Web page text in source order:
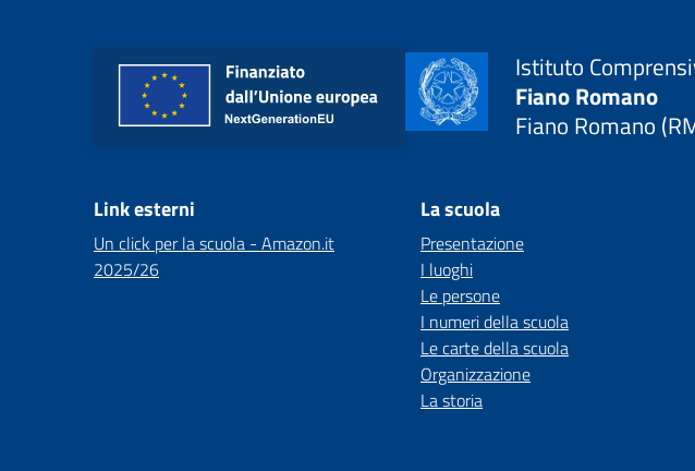
Istituto
Fiano Romano
Fiano Romano
Link esterni
Un click per la scuola - Amazon.it
2025/26
La scuola
Presentazione
I luoghi
Le persone
I numeri della scuola
Le carte della scuola
Organizzazione
La storia